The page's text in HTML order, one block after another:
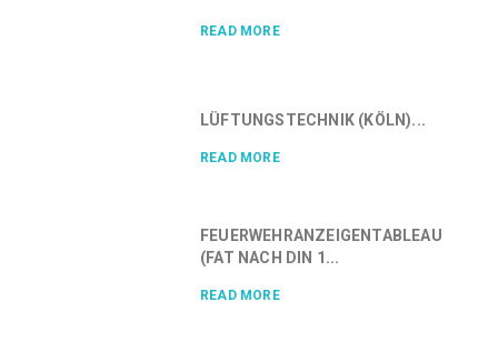
READ MORE
LÜFTUNGSTECHNIK (KÖLN)...
READ MORE
FEUERWEHRANZEIGENTABLEAU
(FAT NACH DIN 1...
READ MORE